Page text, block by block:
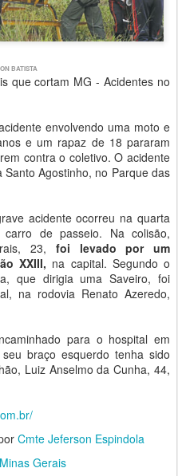
BATISTA
que cortam MG - Acidentes no
envolvendo uma moto e
e um rapaz de 18 pararam
contra o coletivo. O acidente
Agostinho, no Parque das
acidente ocorreu na quarta
de passeio. Na colisão,
23, foi levado por um
XXIII, na capital. Segundo o
que dirigia uma Saveiro, foi
na rodovia Renato Azeredo,
para o hospital em
braço esquerdo tenha sido
Luiz Anselmo da Cunha, 44,
Cmte Jeferson Espindola
Minas Gerais